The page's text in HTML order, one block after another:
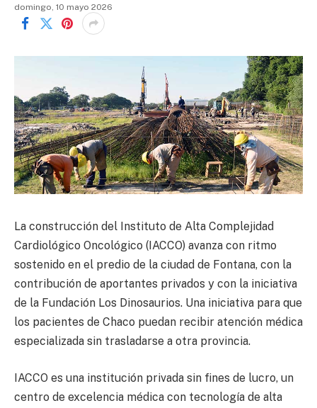
domingo, 10 mayo 2026
La construcción del Instituto de Alta Complejidad
Cardiológico Oncológico (IACCO) avanza con ritmo
sostenido en el predio de la ciudad de Fontana, con la
contribución de aportantes privados y con la iniciativa
de la Fundación Los Dinosaurios. Una iniciativa para que
los pacientes de Chaco puedan recibir atención médica
especializada sin trasladarse a otra provincia.
IACCO es una institución privada sin fines de lucro, un
centro de excelencia médica con tecnología de alta